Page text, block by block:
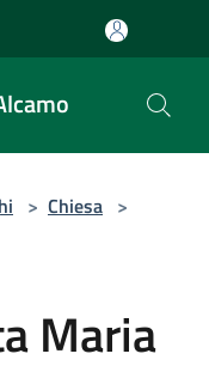
> Chiesa >
Maria